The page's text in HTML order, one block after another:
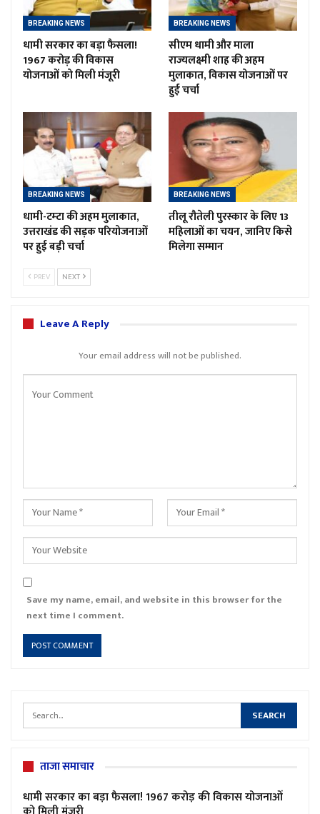
BREAKING NEWS
धामी सरकार का बड़ा फैसला!
1967 करोड़ की विकास
योजनाओं को मिली मंजूरी
BREAKING NEWS
सीएम धामी और माला
राज्यलक्ष्मी शाह की अहम
मुलाकात, विकास योजनाओं पर
हुई चर्चा
BREAKING NEWS
धामी-टम्टा की अहम मुलाकात,
उत्तराखंड की सड़क परियोजनाओं
पर हुई बड़ी चर्चा
BREAKING NEWS
तीलू रौतेली पुरस्कार के लिए 13
महिलाओं का चयन, जानिए किसे
मिलेगा सम्मान
PREV NEXT
Leave A Reply
Your email address will not be published.
Save my name, email, and website in this browser for the
next time I comment.
ताजा समाचार
धामी सरकार का बड़ा फैसला! 1967 करोड़ की विकास योजनाओं